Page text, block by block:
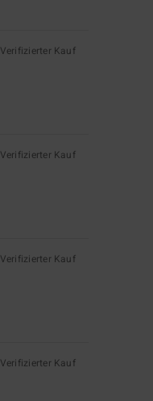
Verifizierter Kauf
Verifizierter Kauf
Verifizierter Kauf
Verifizierter Kauf